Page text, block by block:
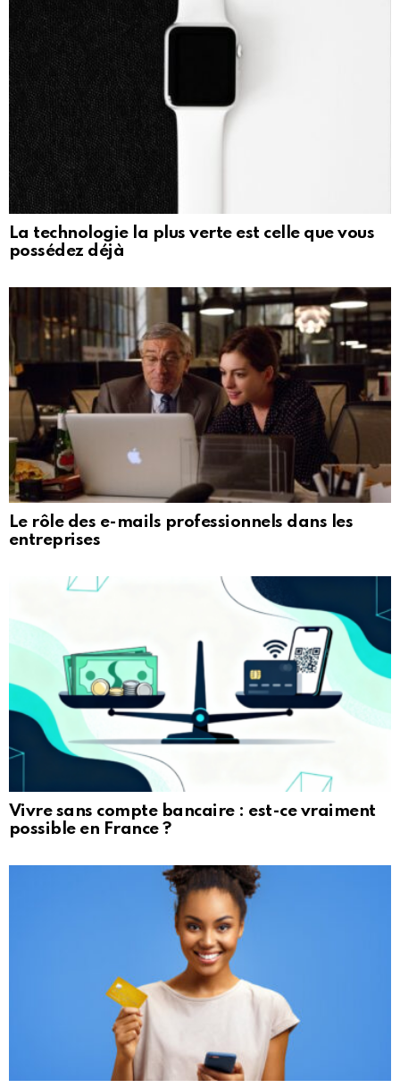
La technologie la plus verte est celle que vous
possédez déjà
Le rôle des e-mails professionnels dans les
entreprises
Vivre sans compte bancaire : est-ce vraiment
possible en France ?